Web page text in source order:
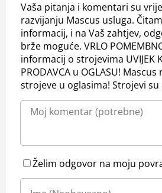
Vaša pitanja i komentari su
razvijanju Mascus usluga.
informacij, i na Vaš zahtjev,
brže moguće. VRLO
informacij o strojevima UVIJEK
PRODAVCA u OGLASU!
strojeve u oglasima! Strojevi su
Želim odgovor na moju